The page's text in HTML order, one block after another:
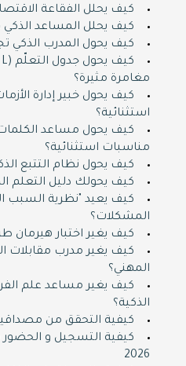
كيف يحلل الفقاعة
كيف يحلل المساعد
كيف يحول المدرب الذكي
مغامرة مثيرة؟
كيف يحول خبير إدارة
استثنائية؟
كيف يحول مساعد الكلمات
مناسبات استثنائية؟
كيف يحول نظام التتبع
كيف يحولك دليل التعلم
كيف يعيد "نظرية السبب
المشكلات؟
كيف يغير اختبار هيرمان
كيف يغير مدرب مقابلات
المهني؟
كيف يغير مساعد علم
الذكية؟
كيفية التحقق من
كيفية التسجيل و
2026